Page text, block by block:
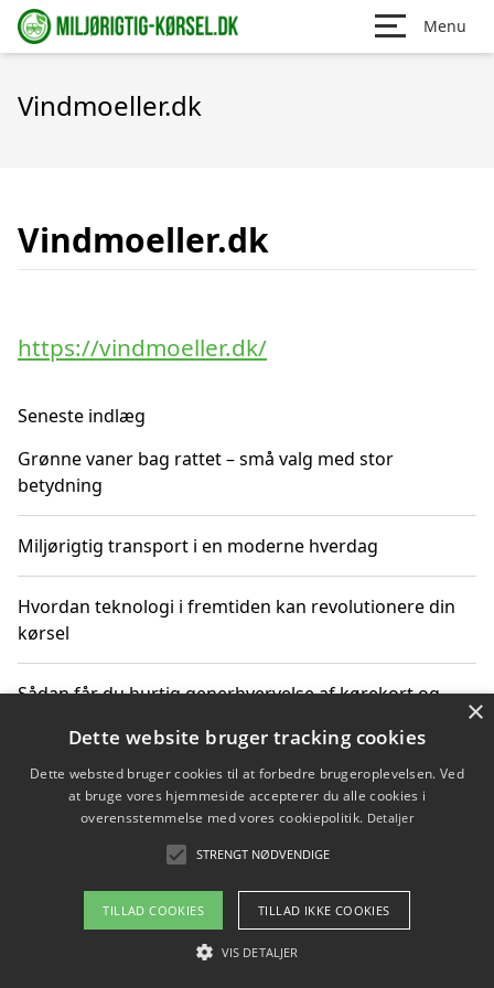
Menu
Vindmoeller.dk
Vindmoeller.dk
https://vindmoeller.dk/
Seneste indlæg
Grønne vaner bag rattet – små valg med stor
betydning
Miljørigtig transport i en moderne hverdag
Hvordan teknologi i fremtiden kan revolutionere din
kørsel
Sådan får du hurtig generhvervelse af kørekort og
Sådan lærer du miljørigtig kørsel hos en køreskole i
Gentofte
Copyright 2026 - Pilanto Aps
Om / kontakt
×
Dette website bruger tracking cookies
Dette websted bruger cookies til at forbedre brugeroplevelsen. Ved
at bruge vores hjemmeside accepterer du alle cookies i
overensstemmelse med vores cookiepolitik. Detaljer
STRENGT NØDVENDIGE
TILLAD COOKIES TILLAD IKKE COOKIES
VIS DETALJER